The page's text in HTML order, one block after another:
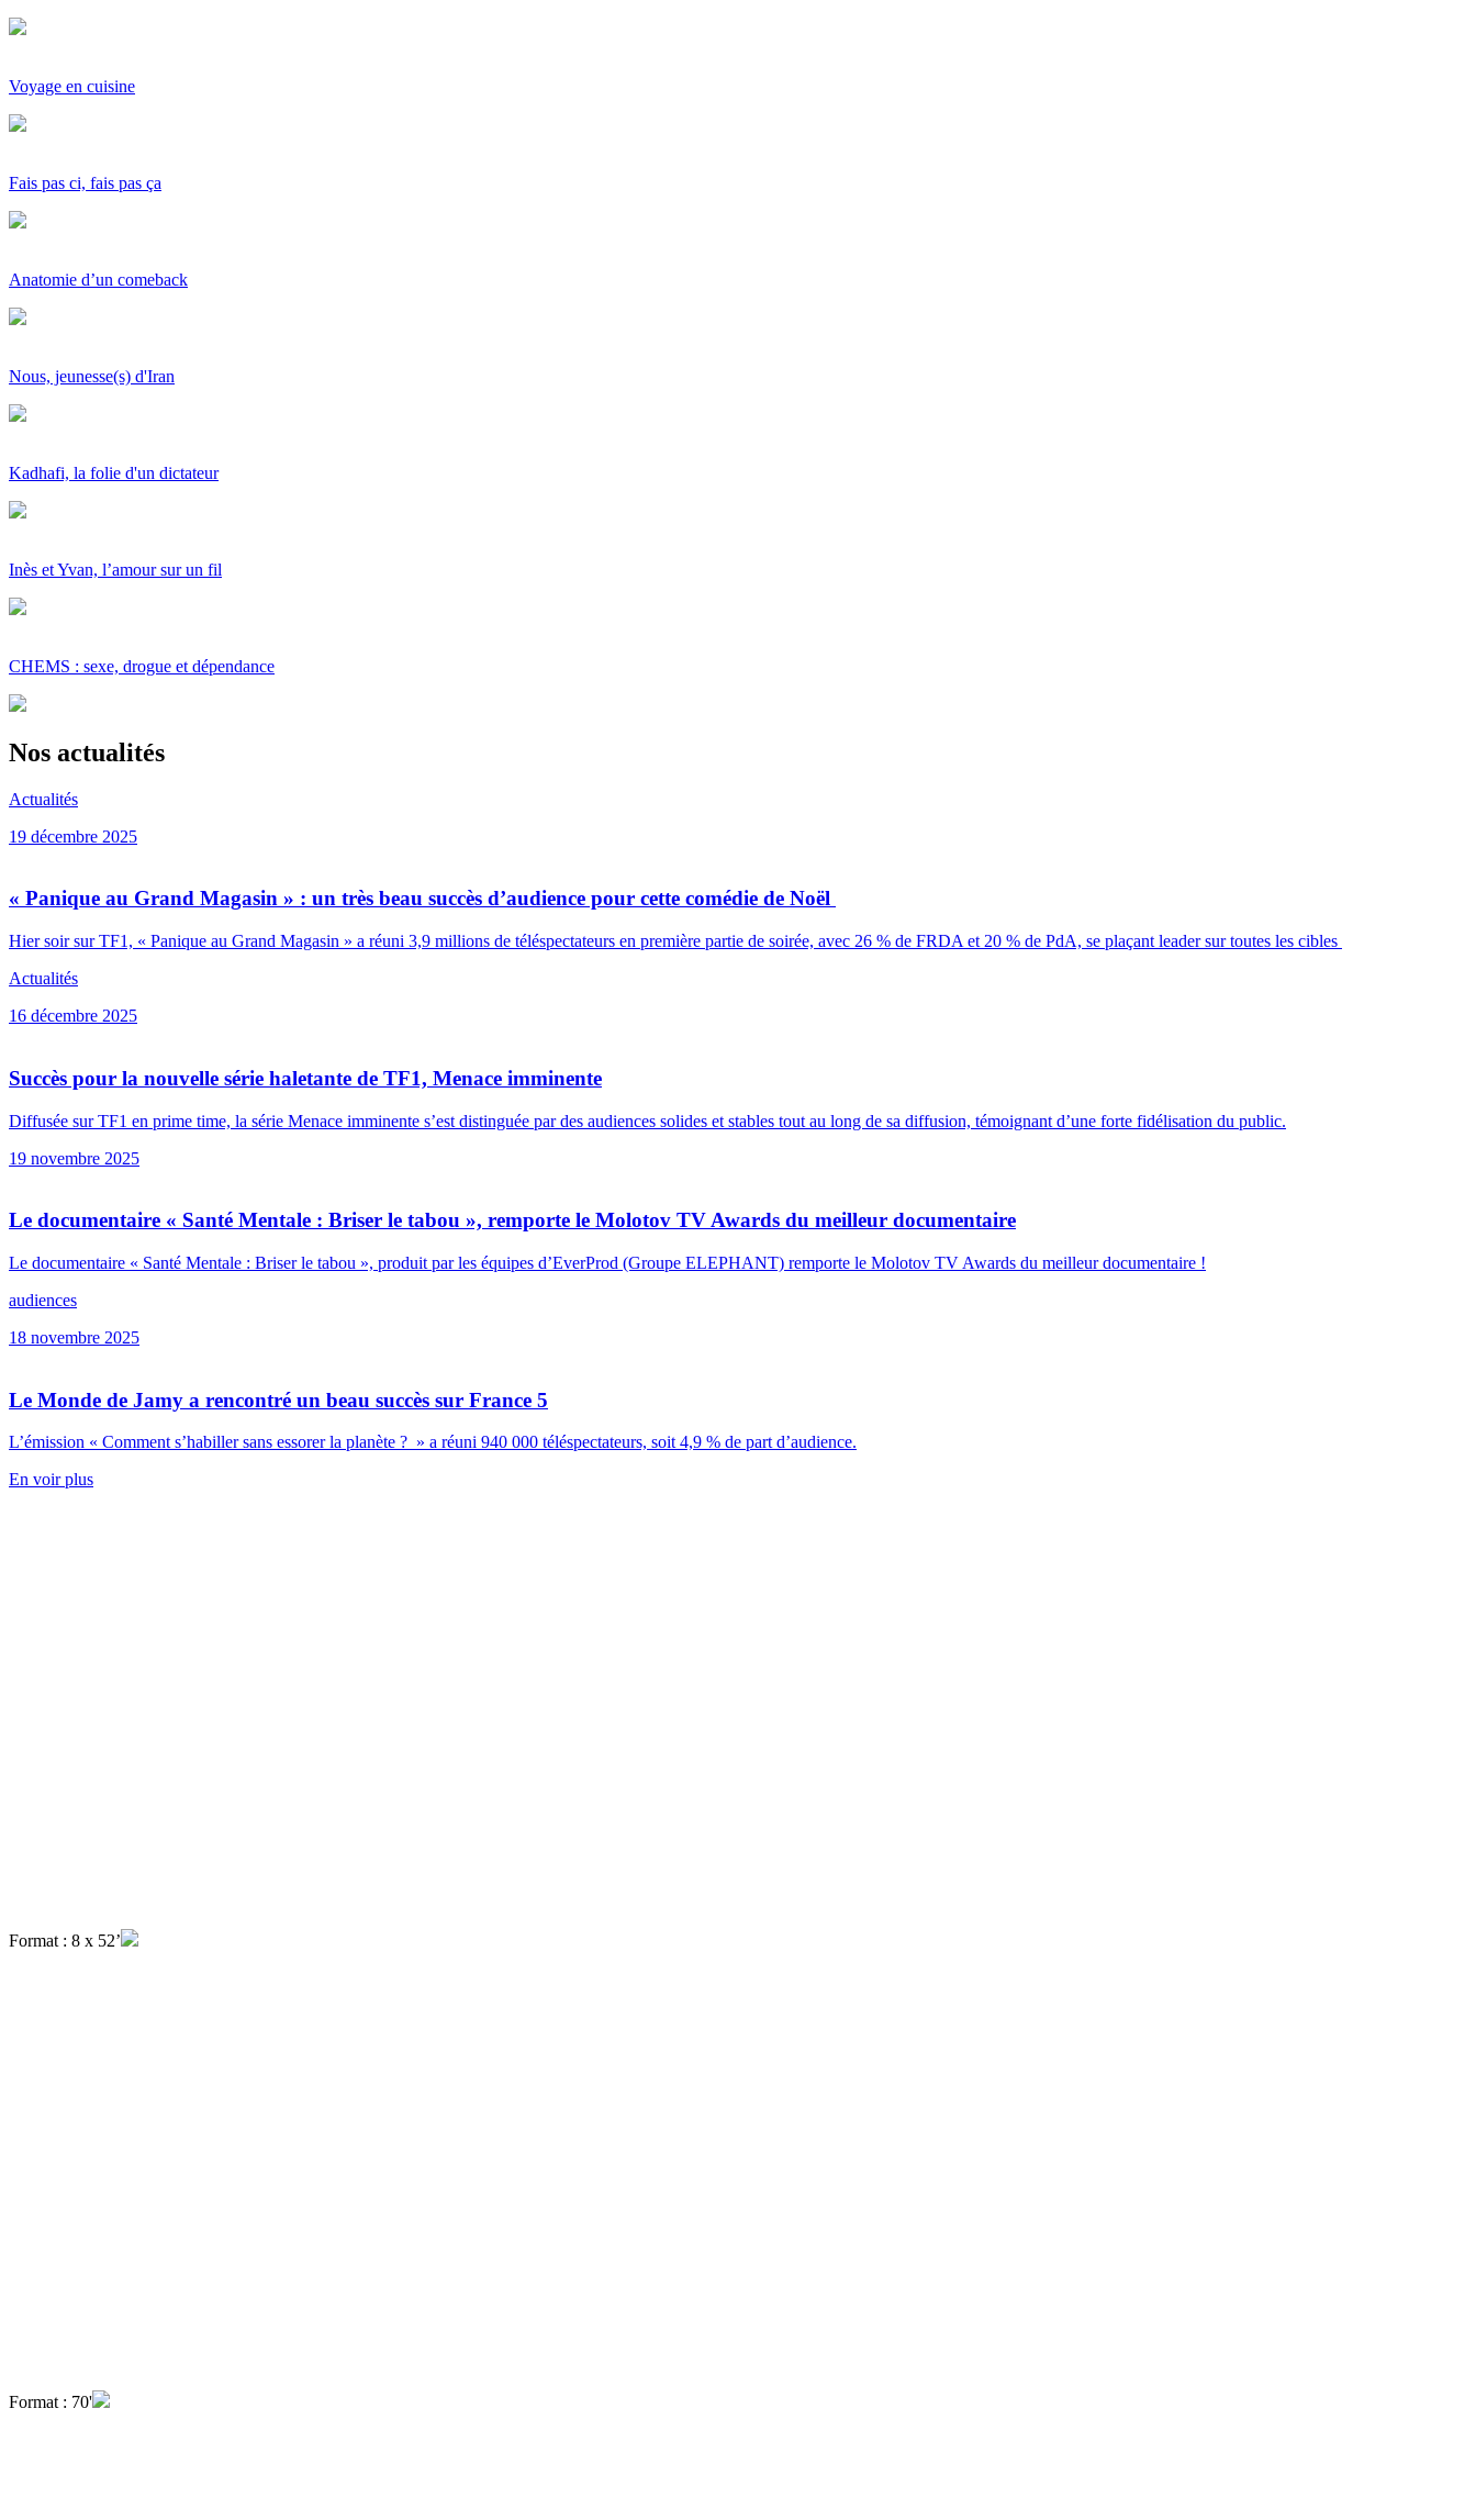
Voyage en cuisine
Fais pas ci, fais pas ça
Anatomie d’un comeback
Nous, jeunesse(s) d'Iran
Kadhafi, la folie d'un dictateur
Inès et Yvan, l’amour sur un fil
CHEMS : sexe, drogue et dépendance
Nos actualités
Actualités
19 décembre 2025
« Panique au Grand Magasin » : un très beau succès d’audience pour cette comédie de Noël
Hier soir sur TF1, « Panique au Grand Magasin » a réuni 3,9 millions de téléspectateurs en première partie de soirée, avec 26 % de FRDA et 20 % de PdA, se plaçant leader sur toutes les cibles
Actualités
16 décembre 2025
Succès pour la nouvelle série haletante de TF1, Menace imminente
Diffusée sur TF1 en prime time, la série Menace imminente s’est distinguée par des audiences solides et stables tout au long de sa diffusion, témoignant d’une forte fidélisation du public.
19 novembre 2025
Le documentaire « Santé Mentale : Briser le tabou », remporte le Molotov TV Awards du meilleur documentaire
Le documentaire « Santé Mentale : Briser le tabou », produit par les équipes d’EverProd (Groupe ELEPHANT) remporte le Molotov TV Awards du meilleur documentaire !
audiences
18 novembre 2025
Le Monde de Jamy a rencontré un beau succès sur France 5
L’émission « Comment s’habiller sans essorer la planète ? » a réuni 940 000 téléspectateurs, soit 4,9 % de part d’audience.
En voir plus
Format : 8 x 52’
Format : 70'